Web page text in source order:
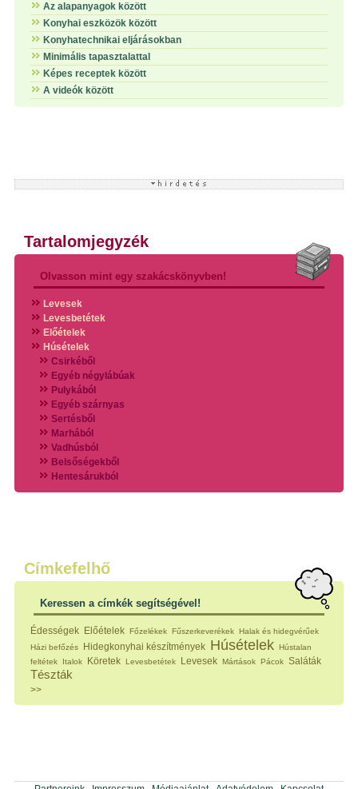
Az alapanyagok között
Konyhai eszközök között
Konyhatechnikai eljárásokban
Minimális tapasztalattal
Képes receptek között
A videók között
Tartalomjegyzék
Olvasson mint egy szakácskönyvben!
Levesek
Levesbetétek
Előételek
Húsételek
Csirkéből
Egyéb négylábúak
Pulykából
Egyéb szárnyas
Sertésből
Marhából
Vadhúsból
Belsőségekből
Hentesárukból
Vadszárnyasokból
Köretek
Klasszikus főzelékek
Zöldséges ételek
Hidegkonyhai készítmények
Főtt tészták
Zsiradékban sült tészták
Sütőben sült tészták
Mártások
Fűszerkeverékek, ízesítők
Címkefelhő
Keressen a címkék segítségével!
Édességek Előételek Főzelékek Fűszerkeverékek Halak és hidegvérűek
Házi befőzés
Hidegkonyhai készítmények Húsételek Hústalan
feltétek
Italok Köretek Levesbetétek Levesek Mártások Pácok Saláták
Tészták
>>